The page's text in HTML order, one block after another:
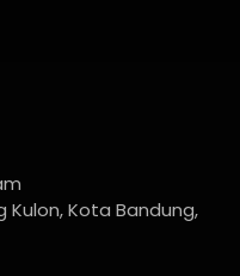
Kulon, Kota Bandung,